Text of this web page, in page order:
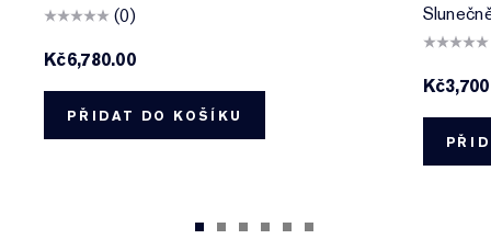
(0)
Kč6,780.00
PŘIDAT DO KOŠÍKU